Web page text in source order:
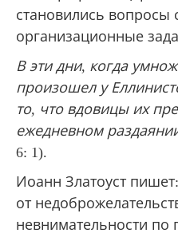
становились вопросы
организационные
В эти дни, когда
произошел у
то, что вдовицы их
ежедневном
6: 1).
Иоанн Златоуст
от
невнимательности по